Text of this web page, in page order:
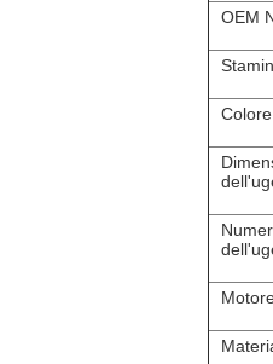
OEM